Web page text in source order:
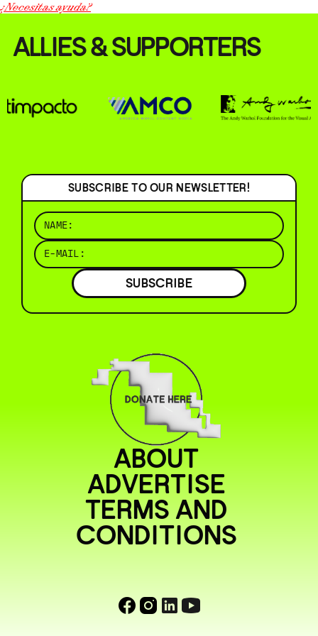
¿Necesitas ayuda?
ALLIES & SUPPORTERS
SUBSCRIBE TO OUR NEWSLETTER!
SUBSCRIBE
ABOUT
ADVERTISE
TERMS AND
CONDITIONS